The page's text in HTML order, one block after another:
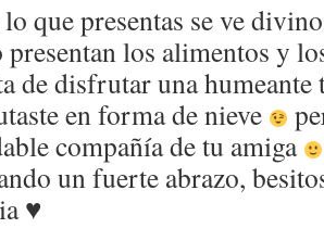
que presentas se ve
presentan los alimentos y
de disfrutar una humeante
en forma de nieve
compañía de tu amiga
un fuerte abrazo,
♥